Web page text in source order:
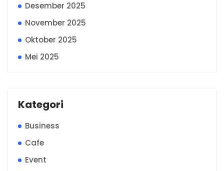
Desember 2025
November 2025
Oktober 2025
Mei 2025
Kategori
Business
Cafe
Event